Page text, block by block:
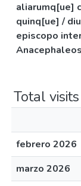
aliarumq[ue]
quinq[ue] /
episcopo
Total
febrero 2026
marzo 2026